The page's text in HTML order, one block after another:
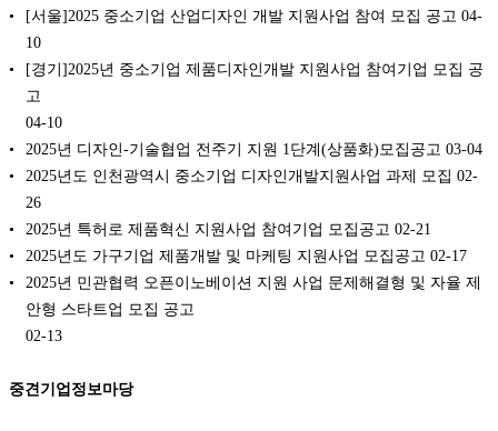
[서울]2025 중소기업 산업디자인 개발 지원사업 참여 모집 공고 04-
10
[경기]2025년 중소기업 제품디자인개발 지원사업 참여기업 모집 공
고
04-10
2025년 디자인-기술협업 전주기 지원 1단계(상품화)모집공고 03-04
2025년도 인천광역시 중소기업 디자인개발지원사업 과제 모집 02-
26
2025년 특허로 제품혁신 지원사업 참여기업 모집공고 02-21
2025년도 가구기업 제품개발 및 마케팅 지원사업 모집공고 02-17
2025년 민관협력 오픈이노베이션 지원 사업 문제해결형 및 자율 제
안형 스타트업 모집 공고
02-13
중견기업정보마당